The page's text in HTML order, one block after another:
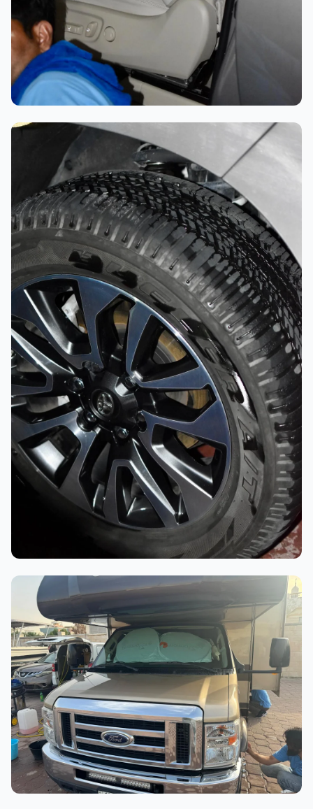
تلميع احترافي
أثناء العمل